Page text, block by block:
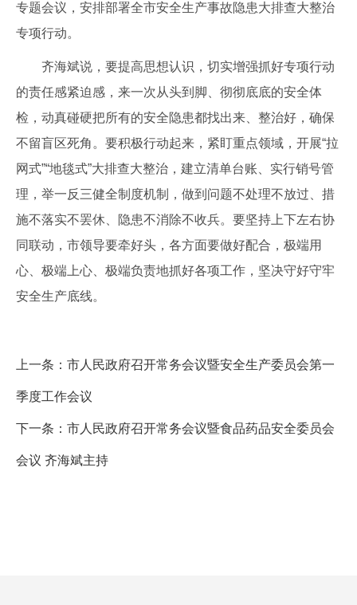
专题会议，安排部署全市安全生产事故隐患大排查大整治
专项行动。
齐海斌说，要提高思想认识，切实增强抓好专项行动
的责任感紧迫感，来一次从头到脚、彻彻底底的安全体
检，动真碰硬把所有的安全隐患都找出来、整治好，确保
不留盲区死角。要积极行动起来，紧盯重点领域，开展“拉
网式”“地毯式”大排查大整治，建立清单台账、实行销号管
理，举一反三健全制度机制，做到问题不处理不放过、措
施不落实不罢休、隐患不消除不收兵。要坚持上下左右协
同联动，市领导要牵好头，各方面要做好配合，极端用
心、极端上心、极端负责地抓好各项工作，坚决守好守牢
安全生产底线。
上一条： 市人民政府召开常务会议暨安全生产委员会第一
季度工作会议
下一条： 市人民政府召开常务会议暨食品药品安全委员会
会议 齐海斌主持